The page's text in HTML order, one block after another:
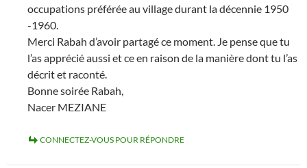
occupations préférée au village durant la décennie 1950
-1960.
Merci Rabah d’avoir partagé ce moment. Je pense que tu
l’as apprécié aussi et ce en raison de la manière dont tu l’as
décrit et raconté.
Bonne soirée Rabah,
Nacer MEZIANE
CONNECTEZ-VOUS POUR RÉPONDRE